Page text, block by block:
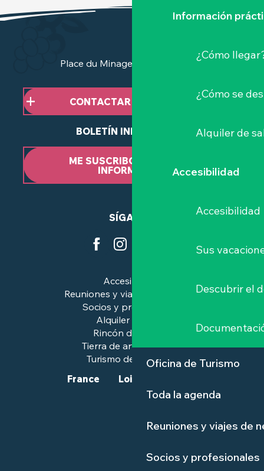
Información
¿Cómo
¿Cómo se
Alquiler de
Accesibilidad
Accesibilidad
Sus
Descubrir el
Oficina de Turismo
Toda la agenda
Reuniones y viajes de
Socios y profesionales
Place du Minage - 44190 Clisson
CONTACTAR CON NOSOTROS
BOLETÍN INFORMATIVO
ME SUSCRIBO AL BOLETÍN
INFORMATIVO
SÍGANOS
Accesibilidad
Reuniones y viajes de negocios
Socios y profesionales
Alquiler de salas
Rincón de prensa
Tierra de arte e historia
Turismo de calidad™.
France
Loire-Atlantique